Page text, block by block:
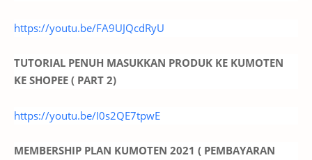
https://youtu.be/FA9UJQcdRyU
TUTORIAL PENUH MASUKKAN PRODUK KE KUMOTEN
KE SHOPEE ( PART 2)
https://youtu.be/I0s2QE7tpwE
MEMBERSHIP PLAN KUMOTEN 2021 ( PEMBAYARAN